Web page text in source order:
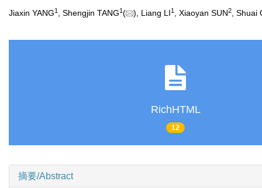
Jiaxin YANG1 , Shengjin TANG1( ), Liang LI1 , Xiaoyan SUN2 , Shuai
RichHTML
12
摘要/Abstract